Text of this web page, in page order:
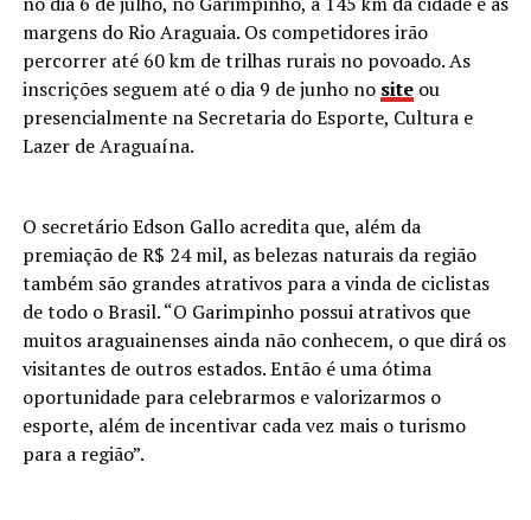
margens do Rio Araguaia. Os competidores irão
percorrer até 60 km de trilhas rurais no povoado. As
inscrições seguem até o dia 9 de junho no site ou
presencialmente na Secretaria do Esporte, Cultura e
Lazer de Araguaína.
O secretário Edson Gallo acredita que, além da
premiação de R$ 24 mil, as belezas naturais da região
também são grandes atrativos para a vinda de ciclistas
de todo o Brasil. “O Garimpinho possui atrativos que
muitos araguainenses ainda não conhecem, o que dirá os
visitantes de outros estados. Então é uma ótima
oportunidade para celebrarmos e valorizarmos o
esporte, além de incentivar cada vez mais o turismo
para a região”.